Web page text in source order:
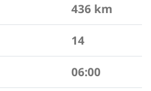
436 km
14
06:00